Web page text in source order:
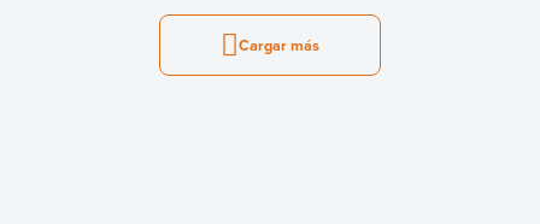
Cargar más